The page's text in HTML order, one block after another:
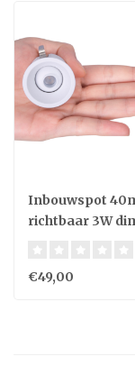
Inbouwspot
richtbaar 3W
€49,00